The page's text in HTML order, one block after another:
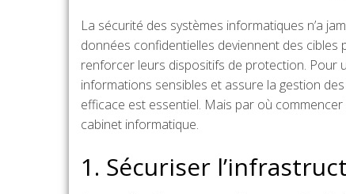
La sécurité des systèmes informatiques n’a
données confidentielles deviennent des
renforcer leurs dispositifs de protection. Pour
informations sensibles et assure la gestion
efficace est essentiel. Mais par où
cabinet informatique.
1. Sécuriser